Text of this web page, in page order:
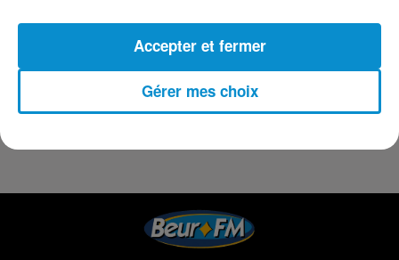
Pour plus d’informations :https://parcagen.fr/
Gérer mes choix
Accepter et fermer